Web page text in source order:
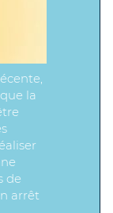
la
de
arrêt